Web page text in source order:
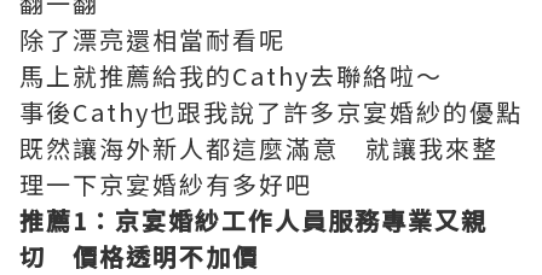
除了漂亮還相當耐看呢
馬上就推薦給我的Cathy去聯絡啦～
事後Cathy也跟我說了許多京宴婚紗的優點
既然讓海外新人都這麼滿意 就讓我來整
理一下京宴婚紗有多好吧
推薦1 ：京宴婚紗工作人員服務專業又親
切 價格透明不加價